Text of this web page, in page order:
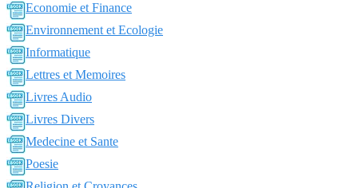
Economie et Finance
Environnement et Ecologie
Informatique
Lettres et Memoires
Livres Audio
Livres Divers
Medecine et Sante
Poesie